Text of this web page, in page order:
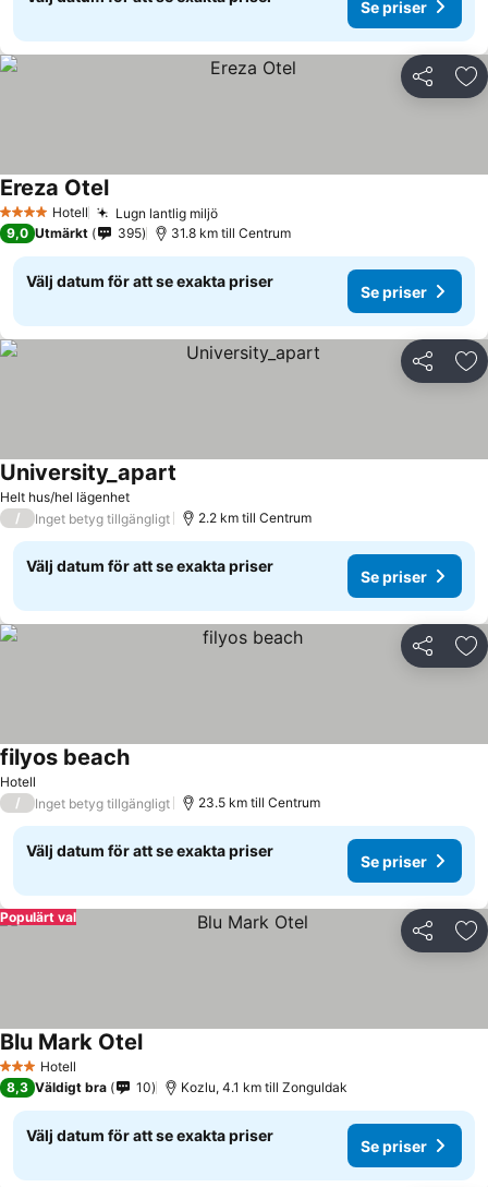
Se priser
Dela
4 StjärnorHotell Lugn lantlig miljö
Ereza Otel
9,0 Utmärkt 395 31.8 km till Centrum
Välj datum för att se exakta priser
Se priser
Dela
Helt hus/hel lägenhet
University_apart
/ Inget betyg tillgängligt 2.2 km till Centrum
Välj datum för att se exakta priser
Se priser
Dela
Hotell
filyos beach
/ Inget betyg tillgängligt 23.5 km till Centrum
Välj datum för att se exakta priser
Se priser
Dela
Populärt val
3 StjärnorHotell
Blu Mark Otel
8,3 Väldigt bra 10 Kozlu, 4.1 km till Zonguldak
Välj datum för att se exakta priser
Se priser